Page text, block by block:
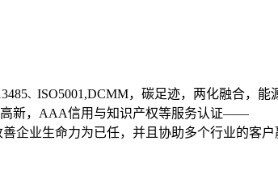
、 ISO5001,DCMM，碳足迹，两化融合，
高新，AAA信用与知识产权等服务认证——
业生命力为已任，并且协助多个行业的客户